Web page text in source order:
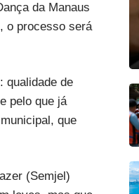
da Manaus
o processo será
qualidade de
pelo que já
que
(Semjel)